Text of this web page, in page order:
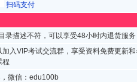
扫码支付
录描述不符，可以享受48小时内退货服务
入VIP考试交流群，享受资料免费更新
程
微信：edu100b